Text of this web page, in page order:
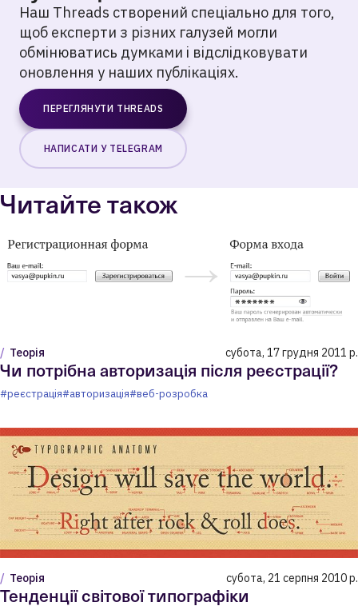
Наш Threads створений спеціально для того,
щоб експерти з різних галузей могли
обмінюватись думками і відслідковувати
оновлення у наших публікаціях.
ПЕРЕГЛЯНУТИ THREADS
НАПИСАТИ У TELEGRAM
Читайте також
Теорія субота, 17 грудня 2011 р.
Чи потрібна авторизація після реєстрації?
#реєстрація#авторизація#веб-розробка
Теорія субота, 21 серпня 2010 р.
Тенденції світової типографіки